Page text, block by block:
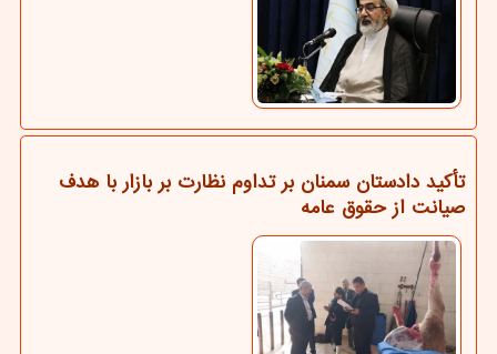
تأکید دادستان سمنان بر تداوم نظارت بر بازار با هدف
صیانت از حقوق عامه